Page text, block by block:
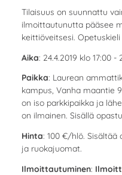
Tilaisuus on suunnattu
ilmoittautunutta pääsee
keittiöveitsesi.
Aika: 24.4.2019 klo 17:00 -
Paikka: Laurean
kampus, Vanha maantie
on iso parkkipaikka ja
on ilmainen. Sisällä
Hinta: 100 €/hlö. Sisältää
ja ruokajuomat.
Ilmoittautuminen: